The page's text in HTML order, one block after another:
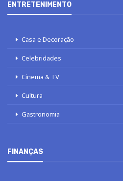
ENTRETENIMENTO
Casa e Decoração
Celebridades
Cinema & TV
Cultura
Gastronomia
FINANÇAS